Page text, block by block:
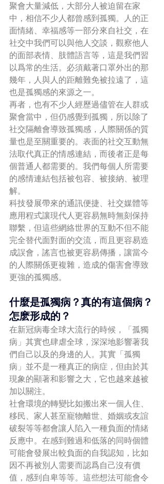
聚會大量減低，大部分人被迫留在家
中，相信不少人都曾感到孤獨。人的正
面情緒、幸福感等一部分來自社交，在
社交中我們可以與他人交談，觀察他人
的面部表情、肢體語言等，這是我們習
以爲常的生活。必須戴著口罩外出的那
幾年，人與人的距離難免被拉遠了，這
也是孤獨感的來源之一。
再者，也有不少人經歷過儘管在人群或
聚會當中，但仍感覺到孤獨，所以除了
社交隔離會導致孤獨感，人際關係的質
量也是至關重要的。表面的社交互動無
法取代真正的情感連結，而後者正是每
個普通人都需要的。我們每個人所需要
的感情連結包括被包容、被接納、被理
解。
科技發展帶來的通訊便捷、社交媒體等
應用程式讓現代人更容易無時無刻保持
聯繫，但這些網絡世界的互動不但不能
完全替代面對面的交流，而且更容易造
成誤會，謠言也被更容易傳播，讓當今
的人際關係更複雜，造成的傷害會導致
更強的孤獨感。
什麼是孤獨病？真的有這個病？
怎麽形成的？
在新冠病毒全球大流行的時候，「孤獨
病」其實也肆虐全球，深深地影響著我
們自己以及的身邊的人。其實「孤獨
病」並不是一種真正的病症，但由於其
現象的顯著和影響之大，它也越來越被
加以關注。
社會環境的轉變比如搬出來一個人住、
移民、家人甚至寵物離世、婚姻或友誼
破裂等等都會讓人陷入一種負面的情緒
反應中。在感到難過和低落的同時個體
可能會發展出較負面的自我認知，比如
因不再被別人需要而認爲自己沒有價
值，感到自卑等等。這些想法可能會令